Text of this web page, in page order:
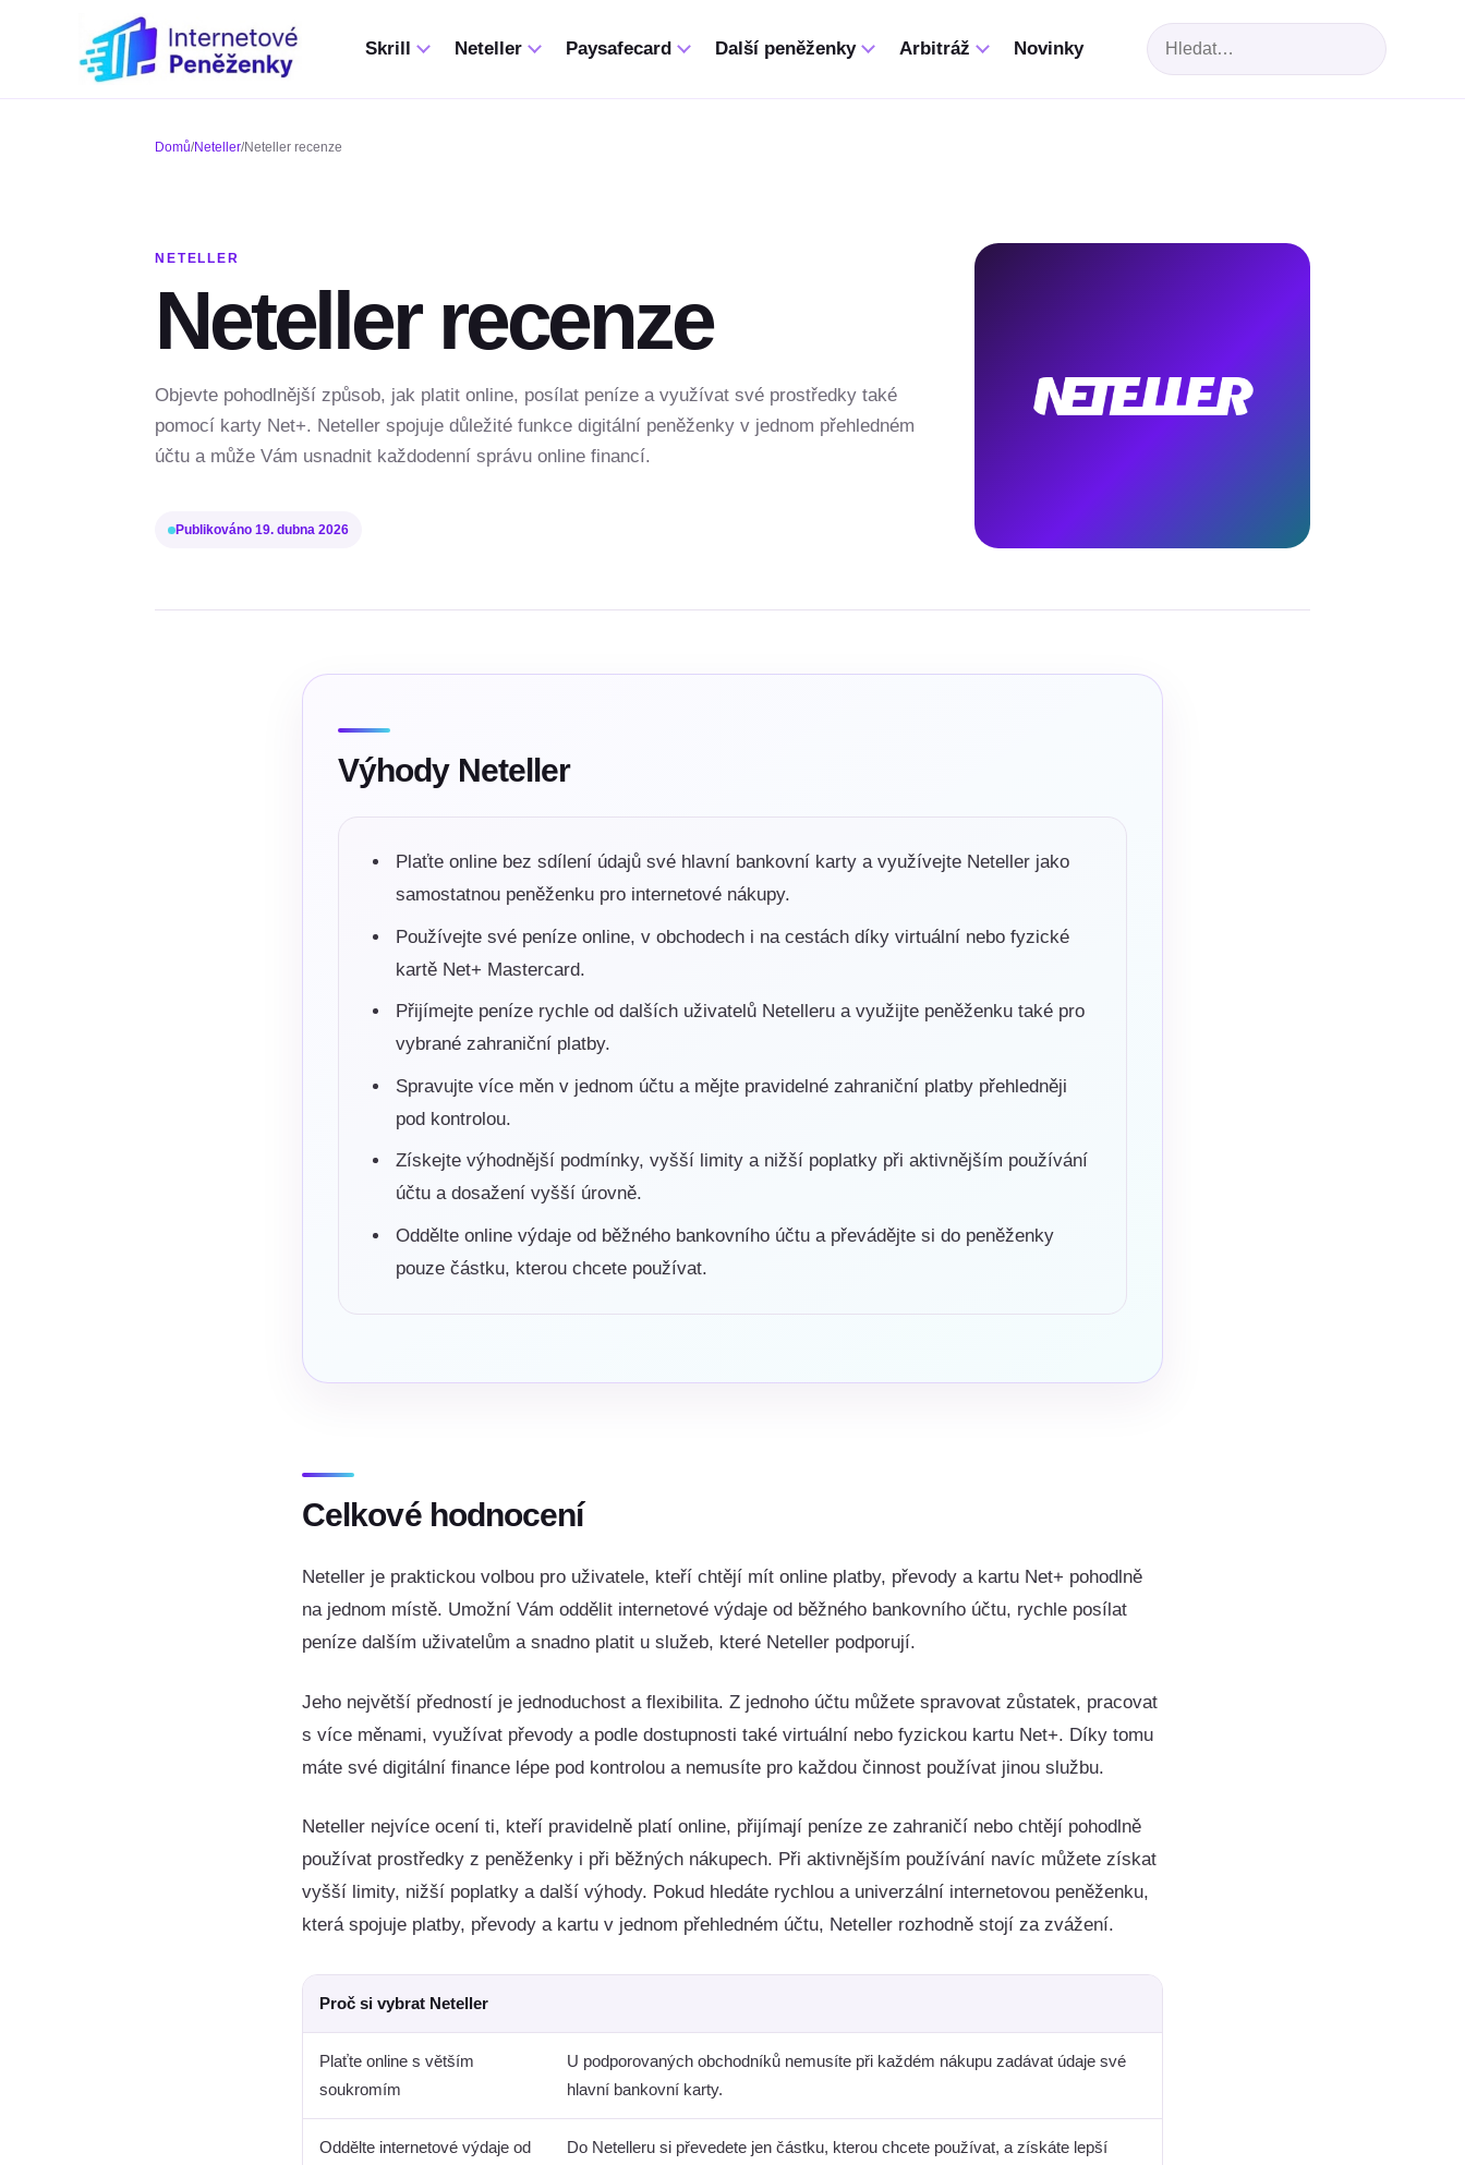
Skrill Neteller Paysafecard Další peněženky Arbitráž Novinky
Hledat
Domů/Neteller/Neteller recenze
NETELLER
Neteller recenze
Objevte pohodlnější způsob, jak platit online, posílat peníze a využívat své prostředky také
pomocí karty Net+. Neteller spojuje důležité funkce digitální peněženky v jednom přehledném
účtu a může Vám usnadnit každodenní správu online financí.
Publikováno 19. dubna 2026
Výhody Neteller
Plaťte online bez sdílení údajů své hlavní bankovní karty a využívejte Neteller jako
samostatnou peněženku pro internetové nákupy.
Používejte své peníze online, v obchodech i na cestách díky virtuální nebo fyzické
kartě Net+ Mastercard.
Přijímejte peníze rychle od dalších uživatelů Netelleru a využijte peněženku také pro
vybrané zahraniční platby.
Spravujte více měn v jednom účtu a mějte pravidelné zahraniční platby přehledněji
pod kontrolou.
Získejte výhodnější podmínky, vyšší limity a nižší poplatky při aktivnějším používání
účtu a dosažení vyšší úrovně.
Oddělte online výdaje od běžného bankovního účtu a převádějte si do peněženky
pouze částku, kterou chcete používat.
Celkové hodnocení
Neteller je praktickou volbou pro uživatele, kteří chtějí mít online platby, převody a kartu Net+ pohodlně
na jednom místě. Umožní Vám oddělit internetové výdaje od běžného bankovního účtu, rychle posílat
peníze dalším uživatelům a snadno platit u služeb, které Neteller podporují.
Jeho největší předností je jednoduchost a flexibilita. Z jednoho účtu můžete spravovat zůstatek, pracovat
s více měnami, využívat převody a podle dostupnosti také virtuální nebo fyzickou kartu Net+. Díky tomu
máte své digitální finance lépe pod kontrolou a nemusíte pro každou činnost používat jinou službu.
Neteller nejvíce ocení ti, kteří pravidelně platí online, přijímají peníze ze zahraničí nebo chtějí pohodlně
používat prostředky z peněženky i při běžných nákupech. Při aktivnějším používání navíc můžete získat
vyšší limity, nižší poplatky a další výhody. Pokud hledáte rychlou a univerzální internetovou peněženku,
která spojuje platby, převody a kartu v jednom přehledném účtu, Neteller rozhodně stojí za zvážení.
Proč si vybrat Neteller
Plaťte online s větším
soukromím
U podporovaných obchodníků nemusíte při každém nákupu zadávat údaje své
hlavní bankovní karty.
Oddělte internetové výdaje od
Do Netelleru si převedete jen částku, kterou chcete používat, a získáte lepší